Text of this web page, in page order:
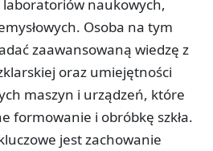
laboratoriów naukowych,
Osoba na tym
zaawansowaną wiedzę z
oraz umiejętności
maszyn i urządzeń, które
formowanie i obróbkę szkła.
jest zachowanie